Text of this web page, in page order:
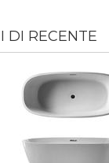
DI RECENTE